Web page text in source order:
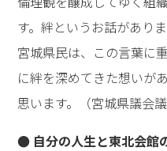
す。絆というお話があり
宮城県民は、この言葉に
に絆を深めてきた想いが
思います。（宮城県議会
● 自分の人生と東北会館